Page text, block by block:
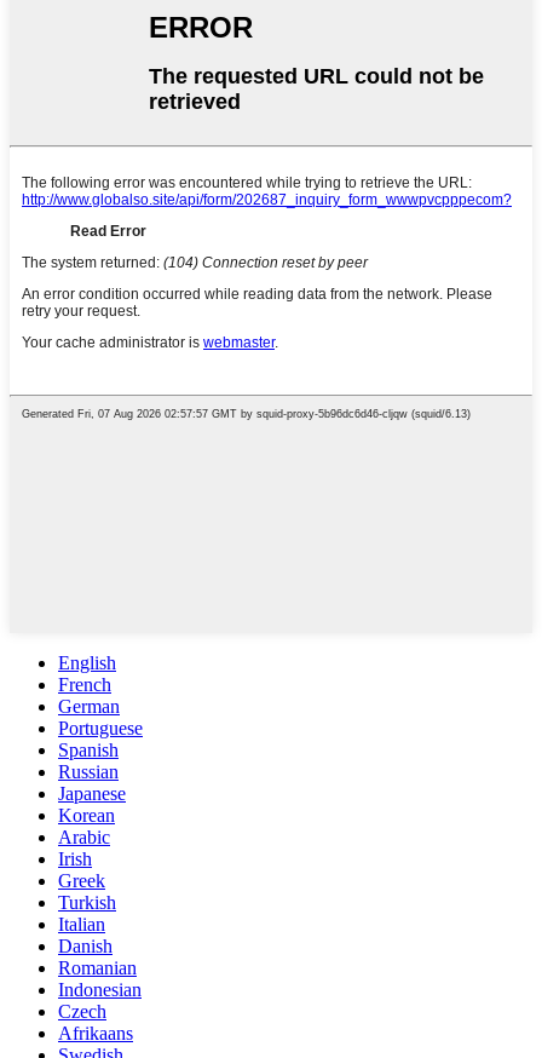
English
French
German
Portuguese
Spanish
Russian
Japanese
Korean
Arabic
Irish
Greek
Turkish
Italian
Danish
Romanian
Indonesian
Czech
Afrikaans